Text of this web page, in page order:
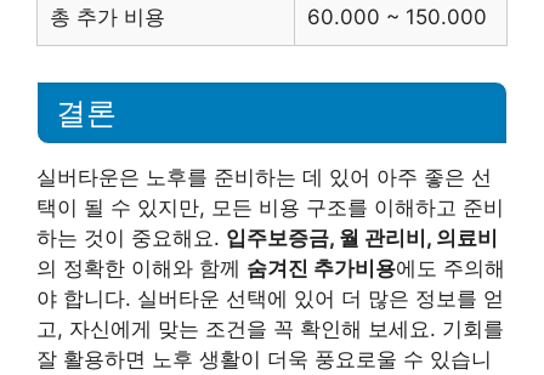
총 추가 비용 60.000 ~ 150.000
결론
실버타운은 노후를 준비하는 데 있어 아주 좋은 선
택이 될 수 있지만, 모든 비용 구조를 이해하고 준비
하는 것이 중요해요. 입주보증금, 월 관리비, 의료비
의 정확한 이해와 함께 숨겨진 추가비용에도 주의해
야 합니다. 실버타운 선택에 있어 더 많은 정보를 얻
고, 자신에게 맞는 조건을 꼭 확인해 보세요. 기회를
잘 활용하면 노후 생활이 더욱 풍요로울 수 있습니